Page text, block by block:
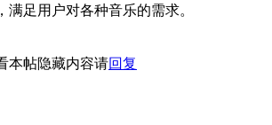
满足用户对各种音乐的需求。
本帖隐藏内容请回复